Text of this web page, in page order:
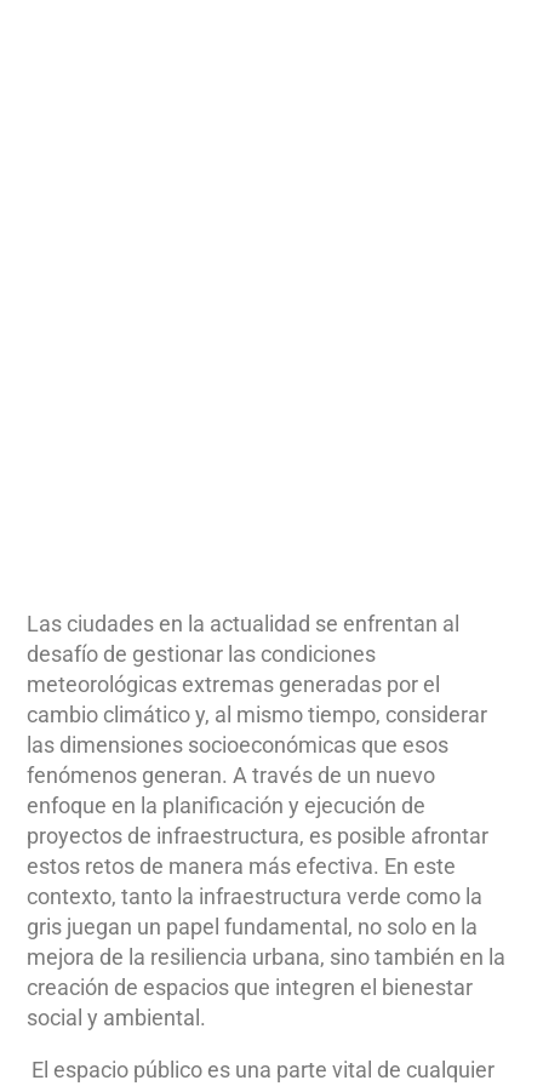
Las ciudades en la actualidad se enfrentan al
desafío de gestionar las condiciones
meteorológicas extremas generadas por el
cambio climático y, al mismo tiempo, considerar
las dimensiones socioeconómicas que esos
fenómenos generan. A través de un nuevo
enfoque en la planificación y ejecución de
proyectos de infraestructura, es posible afrontar
estos retos de manera más efectiva. En este
contexto, tanto la infraestructura verde como la
gris juegan un papel fundamental, no solo en la
mejora de la resiliencia urbana, sino también en la
creación de espacios que integren el bienestar
social y ambiental.
El espacio público es una parte vital de cualquier